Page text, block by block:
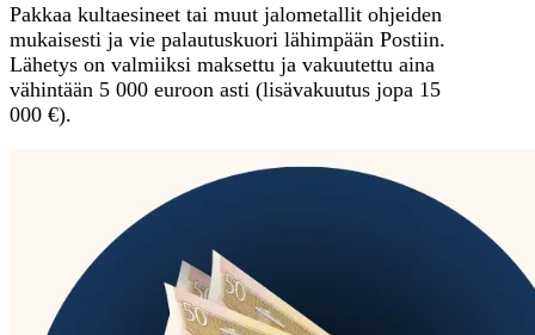
Pakkaa kultaesineet tai muut jalometallit ohjeiden
mukaisesti ja vie palautuskuori lähimpään Postiin.
Lähetys on valmiiksi maksettu ja vakuutettu aina
vähintään 5 000 euroon asti (lisävakuutus jopa 15
000 €).